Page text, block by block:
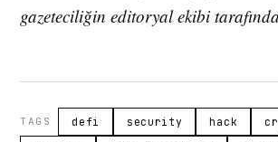
gazeteciliğin editoryal ekibi
TAGS defi security hack